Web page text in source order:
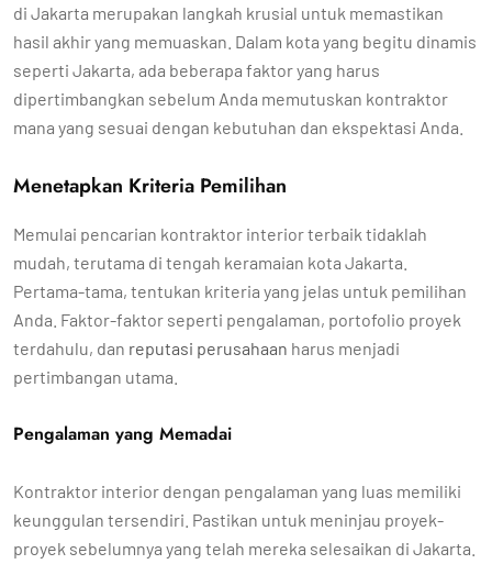
di Jakarta merupakan langkah krusial untuk memastikan
hasil akhir yang memuaskan. Dalam kota yang begitu dinamis
seperti Jakarta, ada beberapa faktor yang harus
dipertimbangkan sebelum Anda memutuskan kontraktor
mana yang sesuai dengan kebutuhan dan ekspektasi Anda.
Menetapkan Kriteria Pemilihan
Memulai pencarian kontraktor interior terbaik tidaklah
mudah, terutama di tengah keramaian kota Jakarta.
Pertama-tama, tentukan kriteria yang jelas untuk pemilihan
Anda. Faktor-faktor seperti pengalaman, portofolio proyek
terdahulu, dan reputasi perusahaan harus menjadi
pertimbangan utama.
Pengalaman yang Memadai
Kontraktor interior dengan pengalaman yang luas memiliki
keunggulan tersendiri. Pastikan untuk meninjau proyek-
proyek sebelumnya yang telah mereka selesaikan di Jakarta.